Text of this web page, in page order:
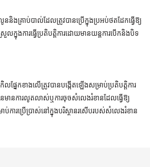
និងគ្រាប់បាល់ដែលត្រូវបានប្រើក្នុងប្រអប់ថតដែកធ្វើឱ្យ
ក្នុងការធ្វើប្រតិបត្តិការដោយមានយន្តការបើកនិងបិទ
កិលផ្នែកខាងលើត្រូវបានបង្កើតឡើងសម្រាប់ប្រតិបត្តិការ
មានការលូតលាស់ឬការចុចសំលេងរំខានដែលធ្វើឱ្យ
ប់ការប្រើប្រាស់នៅក្នុងបរិស្ថានរសើបរបស់សំលេងរំខាន